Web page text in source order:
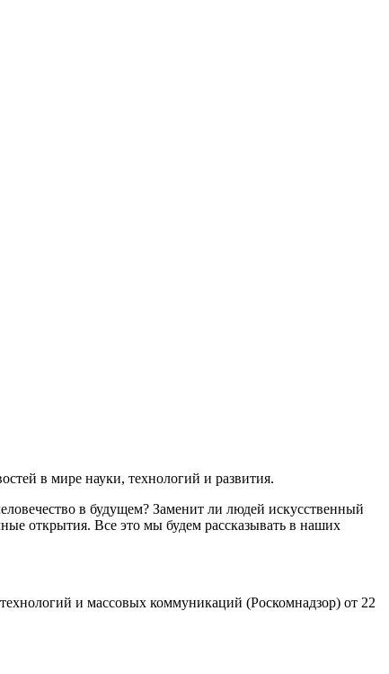
в мире науки, технологий и развития.
в будущем? Заменит ли людей искусственный
открытия. Все это мы будем рассказывать в наших
и массовых коммуникаций (Роскомнадзор) от 22